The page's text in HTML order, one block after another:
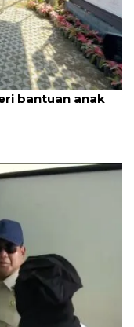
bantuan anak